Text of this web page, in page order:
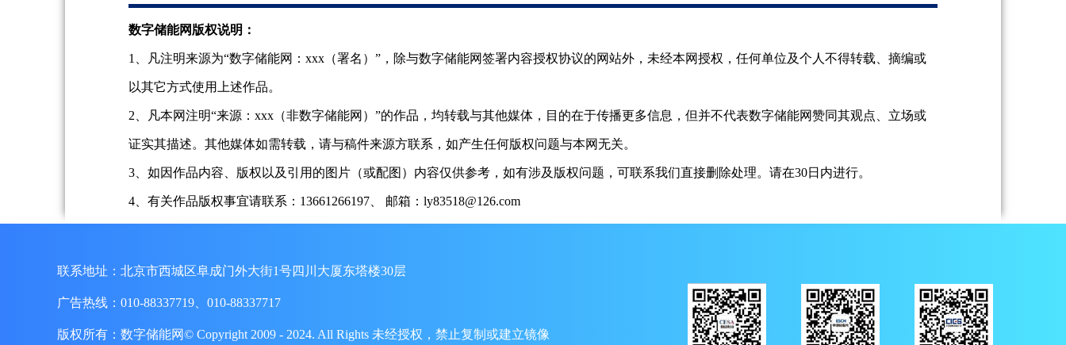
数字储能网版权说明：
1、凡注明来源为“数字储能网：xxx（署名）”，除与数字储能网签署内容授权协议的网站外，未经本网授权，任何单位及个人不得转载、摘编或
以其它方式使用上述作品。
2、凡本网注明“来源：xxx（非数字储能网）”的作品，均转载与其他媒体，目的在于传播更多信息，但并不代表数字储能网赞同其观点、立场或
证实其描述。其他媒体如需转载，请与稿件来源方联系，如产生任何版权问题与本网无关。
3、如因作品内容、版权以及引用的图片（或配图）内容仅供参考，如有涉及版权问题，可联系我们直接删除处理。请在30日内进行。
4、有关作品版权事宜请联系：13661266197、 邮箱：ly83518@126.com
联系地址：北京市西城区阜成门外大街1号四川大厦东塔楼30层
广告热线：010-88337719、010-88337717
版权所有：数字储能网© Copyright 2009 - 2024. All Rights 未经授权，禁止复制或建立镜像